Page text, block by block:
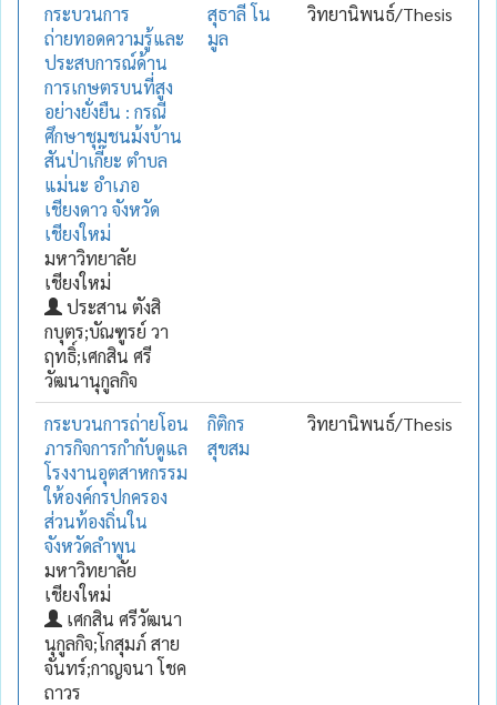
กระบวนการ
ถ่ายทอดความรู้และ
ประสบการณ์ด้าน
การเกษตรบนที่สูง
อย่างยั่งยืน : กรณี
ศึกษาชุมชนม้งบ้าน
สันป่าเกี๊ยะ ตำบล
แม่นะ อำเภอ
เชียงดาว จังหวัด
เชียงใหม่
มหาวิทยาลัย
เชียงใหม่
ประสาน ตังสิ
กบุตร;บัณฑูรย์ วา
ฤทธิ์;เศกสิน ศรี
วัฒนานุกูลกิจ
สุธาลี โน
มูล
วิทยานิพนธ์/Thesis
กระบวนการถ่ายโอน
ภารกิจการกำกับดูแล
โรงงานอุตสาหกรรม
ให้องค์กรปกครอง
ส่วนท้องถิ่นใน
จังหวัดลำพูน
มหาวิทยาลัย
เชียงใหม่
เศกสิน ศรีวัฒนา
นุกูลกิจ;โกสุมภ์ สาย
จันทร์;กาญจนา โชค
ถาวร
กิติกร
สุขสม
วิทยานิพนธ์/Thesis